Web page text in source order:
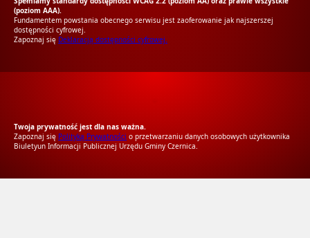
(poziom AAA).
Fundamentem powstania obecnego serwisu jest zaoferowanie jak najszerszej
dostępności cyfrowej.
Zapoznaj się Deklaracją dostępności cyfrowej.
Twoja prywatność jest dla nas ważna.
Zapoznaj się Polityką Prywatności o przetwarzaniu danych osobowych użytkownika
Biuletyun Informacji Publicznej Urzędu Gminy Czernica.